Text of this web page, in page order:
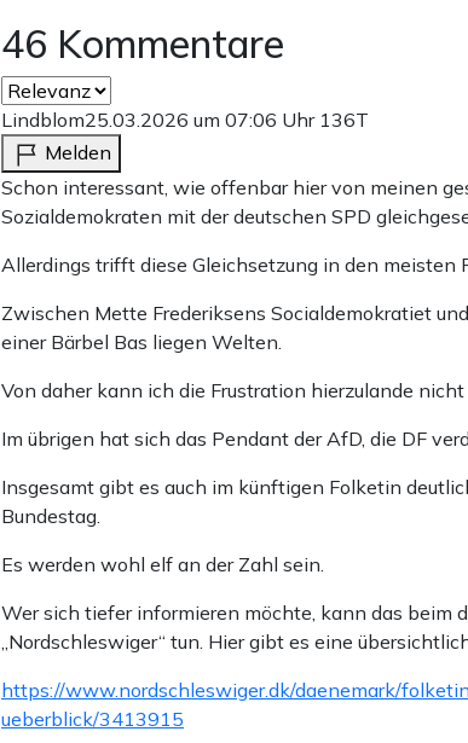
46 Kommentare
Lindblom25.03.2026 um 07:06 Uhr 136T
Melden
Schon interessant, wie offenbar hier von meinen
Sozialdemokraten mit der deutschen SPD
Allerdings trifft diese Gleichsetzung in den meisten
Zwischen Mette Frederiksens Socialdemokratiet
einer Bärbel Bas liegen Welten.
Von daher kann ich die Frustration hierzulande nicht
Im übrigen hat sich das Pendant der AfD, die DF
Insgesamt gibt es auch im künftigen Folketin
Bundestag.
Es werden wohl elf an der Zahl sein.
Wer sich tiefer informieren möchte, kann das beim
„Nordschleswiger“ tun. Hier gibt es eine
https://www.nordschleswiger.dk/daenemark/
ueberblick/3413915